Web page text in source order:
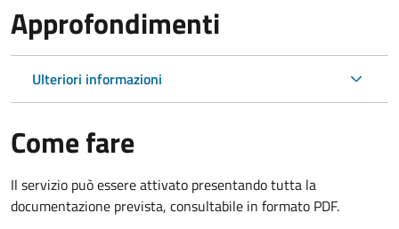
Approfondimenti
Ulteriori informazioni
Come fare
Il servizio può essere attivato presentando tutta la
documentazione prevista, consultabile in formato PDF.